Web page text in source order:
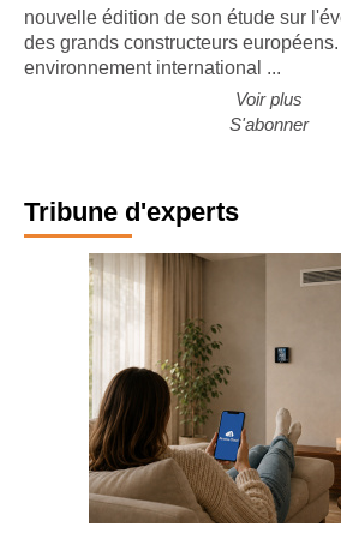
nouvelle édition de son étude sur
des grands constructeurs
environnement international ...
Voir plus
S'abonner
Tribune d'experts